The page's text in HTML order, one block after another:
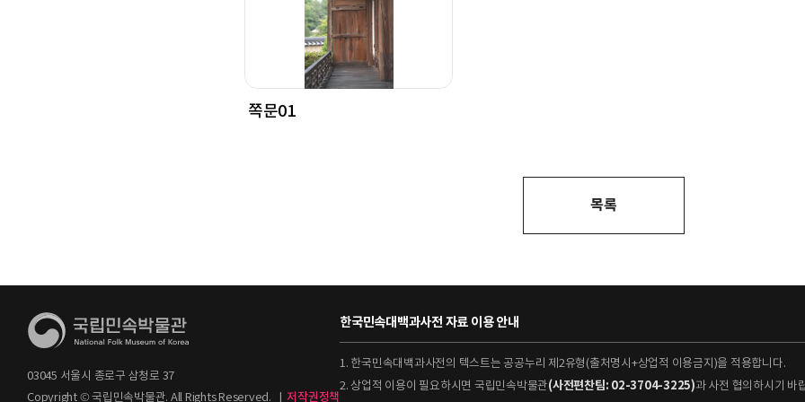
쪽문01
목록
03045 서울시 종로구 삼청로 37
Copyright © 국립민속박물관. All Rights Reserved.
| 저작권정책
한국민속대백과사전 자료 이용 안내
1. 한국민속대백과사전의 텍스트는 공공누리 제2유형(출처명시+상업적 이용금지)을 적용합니다.
2. 상업적 이용이 필요하시면 국립민속박물관(사전편찬팀: 02-3704-3225)과 사전 협의하시기 바